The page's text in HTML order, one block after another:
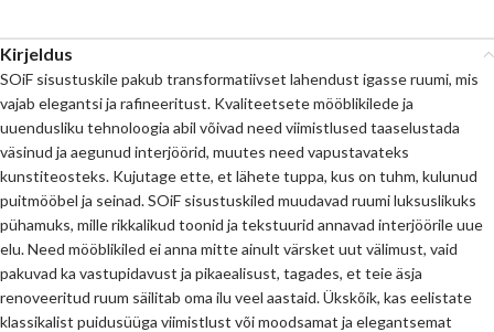
Kirjeldus
SOiF sisustuskile pakub transformatiivset lahendust igasse ruumi, mis
vajab elegantsi ja rafineeritust. Kvaliteetsete mööblikilede ja
uuendusliku tehnoloogia abil võivad need viimistlused taaselustada
väsinud ja aegunud interjöörid, muutes need vapustavateks
kunstiteosteks. Kujutage ette, et lähete tuppa, kus on tuhm, kulunud
puitmööbel ja seinad. SOiF sisustuskiled muudavad ruumi luksuslikuks
pühamuks, mille rikkalikud toonid ja tekstuurid annavad interjöörile uue
elu. Need mööblikiled ei anna mitte ainult värsket uut välimust, vaid
pakuvad ka vastupidavust ja pikaealisust, tagades, et teie äsja
renoveeritud ruum säilitab oma ilu veel aastaid. Ükskõik, kas eelistate
klassikalist puidusüüga viimistlust või moodsamat ja elegantsemat